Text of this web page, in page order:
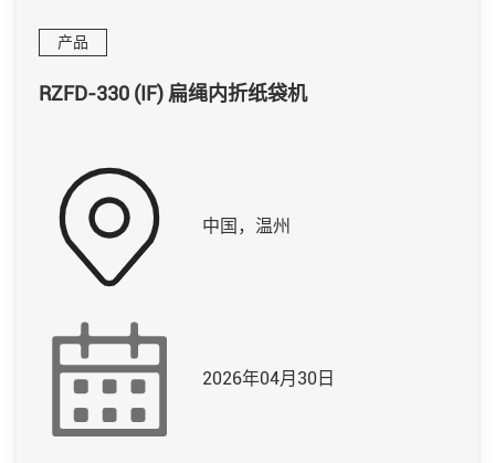
产品
RZFD-330 (IF) 扁绳内折纸袋机
中国，温州
2026年04月30日